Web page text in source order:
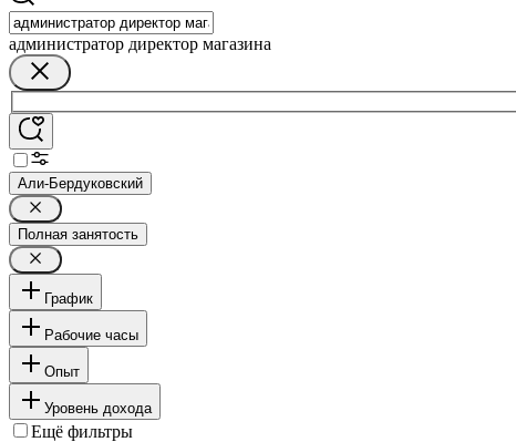
администратор директор магазина
Али-Бердуковский
Полная занятость
График
Рабочие часы
Опыт
Уровень дохода
Ещё фильтры